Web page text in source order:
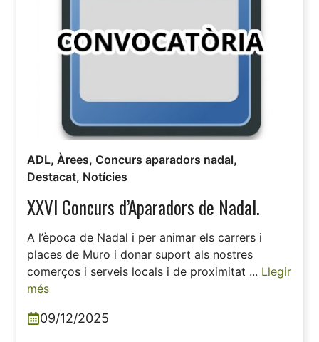
ADL,Àrees, Concurs aparadors nadal,
Destacat, Notícies
XXVI Concurs d’Aparadors de Nadal.
A l’època de Nadal i per animar els carrers i
places de Muro i donar suport als nostres
comerços i serveis locals i de proximitat ... Llegir
més
09/12/2025